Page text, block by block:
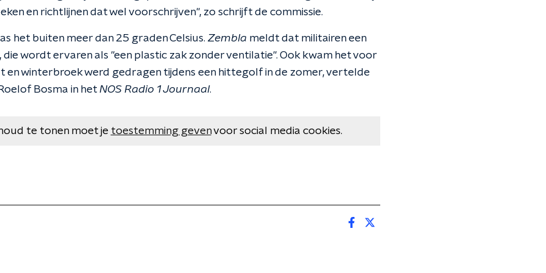
en richtlijnen dat wel voorschrijven", zo schrijft de commissie.
het buiten meer dan 25 graden Celsius. Zembla meldt dat militairen een
die wordt ervaren als "een plastic zak zonder ventilatie". Ook kwam het voor
en winterbroek werd gedragen tijdens een hittegolf in de zomer, vertelde
Bosma in het NOS Radio 1 Journaal.
te tonen moet je toestemming gevenvoor social media cookies.